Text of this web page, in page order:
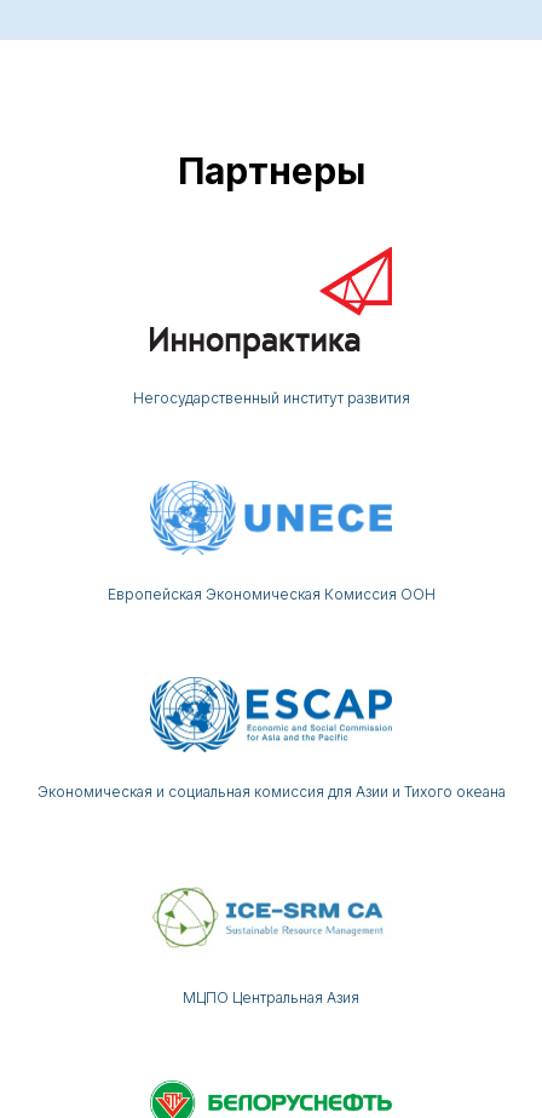
Партнеры
Негосударственный институт развития
Европейская Экономическая Комиссия ООН
Экономическая и социальная комиссия для Азии и Тихого океана
МЦПО Центральная Азия